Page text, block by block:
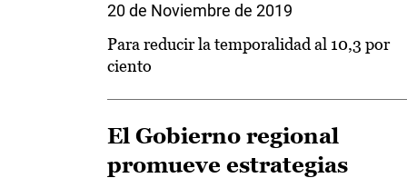
20 de Noviembre de 2019
Para reducir la temporalidad al 10,3 por
ciento
El Gobierno regional
promueve estrategias